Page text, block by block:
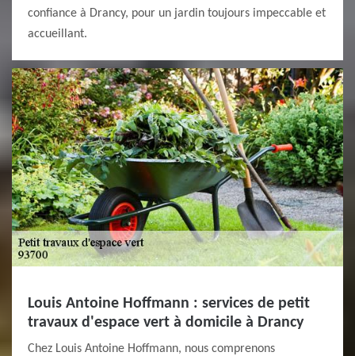
confiance à Drancy, pour un jardin toujours impeccable et
accueillant.
Louis Antoine Hoffmann : services de petit
travaux d'espace vert à domicile à Drancy
Chez Louis Antoine Hoffmann, nous comprenons